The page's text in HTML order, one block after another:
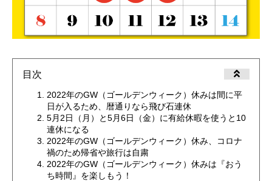
目次
2022年のGW（ゴールデンウィーク）休みは間に平
日が入るため、暦通りなら飛び石連休
5月2日（月）と5月6日（金）に有給休暇を使うと10
連休になる
2022年のGW（ゴールデンウィーク）休み、コロナ
禍のため帰省や旅行は自粛
2022年のGW（ゴールデンウィーク）休みは『おう
ち時間』を楽しもう！